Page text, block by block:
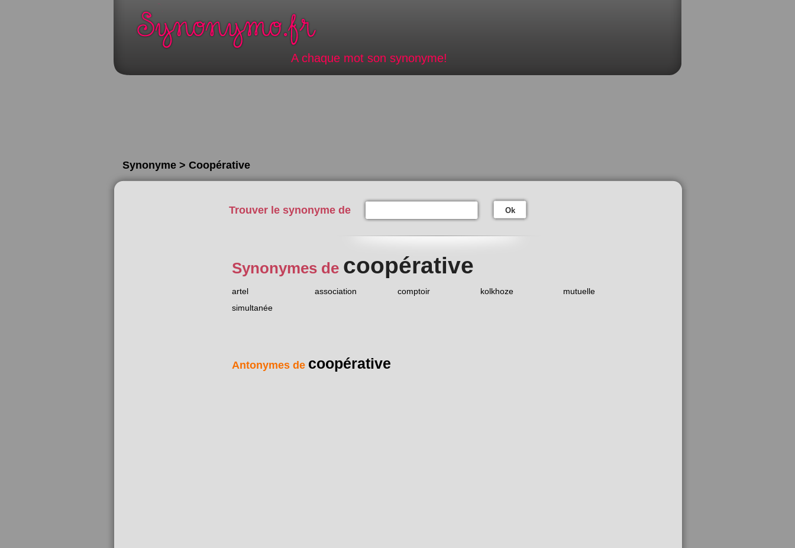
A chaque mot son synonyme!
Synonyme > Coopérative
Trouver le synonyme de Ok
Synonymes de coopérative
artel association comptoir kolkhoze
mutuelle
simultanée
Antonymes de coopérative